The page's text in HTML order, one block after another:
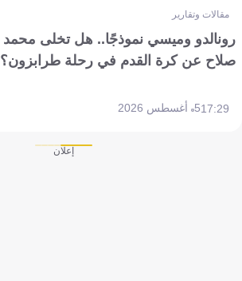
مقالات وتقارير
رونالدو وميسي نموذجًا.. هل تخلى محمد
صلاح عن كرة القدم في رحلة طرابزون؟
17:295 أغسطس 2026
إعلان